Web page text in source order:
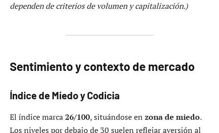
dependen de criterios de volumen y capitalización.)
Sentimiento y contexto de mercado
Índice de Miedo y Codicia
El índice marca26/100, situándose en zona de miedo.
Los niveles por debajo de 30 suelen reflejar aversión al